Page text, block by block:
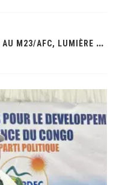
‎
FOURNISSEUSE DES UNIFORMES AU M23/AFC, LUMIÈRE MAUWA OCÉAN DANS LES VISEURS DES SERVICES DE SÉCURITÉ DE LA RDC‎